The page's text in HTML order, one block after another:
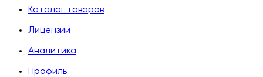
Каталог товаров
Лицензии
Аналитика
Профиль